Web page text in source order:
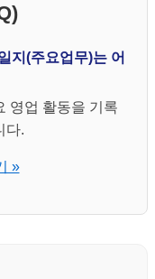
지(주요업무)는 어
영업 활동을 기록
다.
»